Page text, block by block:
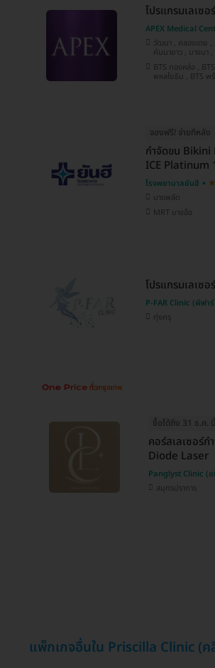
โปรแกรมเลเซ
APEX Medical
วัฒนา , คลองเตย , ภูเก็ต , ลาดพร้าว , ประเวศ , บางขุนเทียน , ปทุมวัน , ปทุมธานี ,
คันนายาว , บางนา , บางกอกน้อย , จตุจักร , นครราชสีมา , นนทบุรี , พระโขนง , บางรัก ,
ชลบุรี , ห้วยขวาง , เชียงใหม่ , พระนครศรีอยุธยา , สมุทรปราการ , ประจวบคีรีขันธ์ ,
บางคอแหลม , ยานนาวา , หลักสี่ , นครสวรรค์ , บางแค , บางกะปิ , สงขลา , อุดรธานี ,
BTS ทองหล่อ , BTS เพลินจิต , BTS สยาม , MRT บางยี่ขัน , BTS ห้าแยกลาดพร้าว , MRT
พหลโยธิน , BTS พร้อมพงษ์ , BTS ชิดลม , BTS ปุณณวิถี , MRT สีลม , BTS ศาลาแดง ,
จองฟรี! จ่ายทีหลัง
กำจัดขน
ICE Platinum
โรงพยาบาลยันฮี
บางพลัด
MRT บางอ้อ
โปรแกรมเลเซ
P-FAR Clinic (พีฟา
ทุ่งครุ
ซื้อได้ถึง 31 ธ.ค.
คอร์สเลเซอร์
Diode Laser
Panglyst Clinic (
สมุทรปราการ
แพ็กเกจอื่นใน Priscilla Clinic (